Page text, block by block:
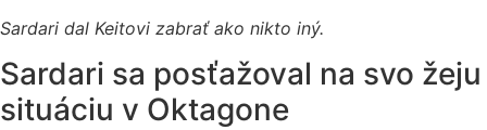
Sardari dal Keitovi zabrať ako nikto iný.
Sardari sa posťažoval na svo žeju
situáciu v Oktagone